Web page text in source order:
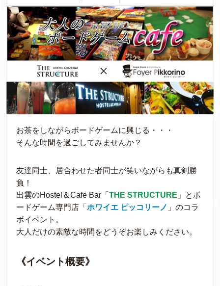
お茶をしながらボードゲームに興じる・・・
そんな時間を過ごしてみませんか？
友達同士、居合わせた者同士が笑いながらも真剣勝
負！
出雲のHostel＆Cafe Bar「 THE STRUCTURE 」とボ
ードゲーム専門店「 ホワイエ ピッコリーノ 」のコラ
ボイベント。
大人だけの素敵な時間をどうぞお楽しみください。
《イベント概要》